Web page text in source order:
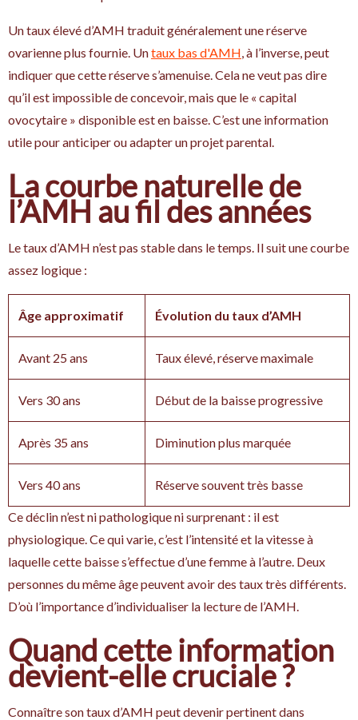
Un taux élevé d’AMH traduit généralement une réserve
ovarienne plus fournie. Untaux bas d'AMH , à l’inverse, peut
indiquer que cette réserve s’amenuise. Cela ne veut pas dire
qu’il est impossible de concevoir, mais que le « capital
ovocytaire » disponible est en baisse. C’est une information
utile pour anticiper ou adapter un projet parental.
La courbe naturelle de
l’AMH au fil des années
Le taux d’AMH n’est pas stable dans le temps. Il suit une courbe
assez logique :
Âge approximatif Évolution du taux d’AMH
Avant 25 ans Taux élevé, réserve maximale
Vers 30 ans Début de la baisse progressive
Après 35 ans Diminution plus marquée
Vers 40 ans Réserve souvent très basse
Ce déclin n’est ni pathologique ni surprenant : il est
physiologique. Ce qui varie, c’est l’intensité et la vitesse à
laquelle cette baisse s’effectue d’une femme à l’autre. Deux
personnes du même âge peuvent avoir des taux très différents.
D’où l’importance d’individualiser la lecture de l’AMH.
Quand cette information
devient-elle cruciale ?
Connaître son taux d’AMH peut devenir pertinent dans